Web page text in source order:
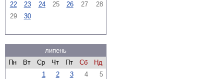
22
23 24 25 26 27
28
29
30
липень
Пн
Вт Ср Чт Пт Сб
Нд
1
2 3 4
5